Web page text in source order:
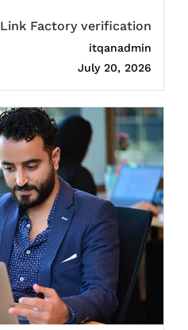
Link Factory verification
itqanadmin
July 20, 2026